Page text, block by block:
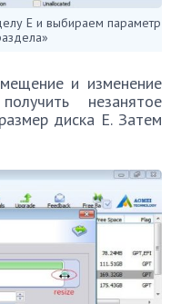
E и выбираем параметр
и изменение
незанятое
диска Е. Затем